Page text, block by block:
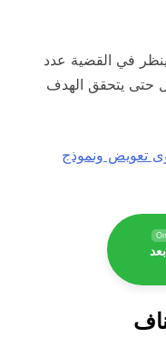
في القضية عدد
حتى يتحقق الهدف
تعويض ونموذج